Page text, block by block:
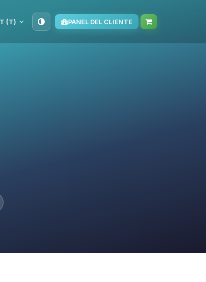
TMT (T‏) PANEL DEL CLIENTE